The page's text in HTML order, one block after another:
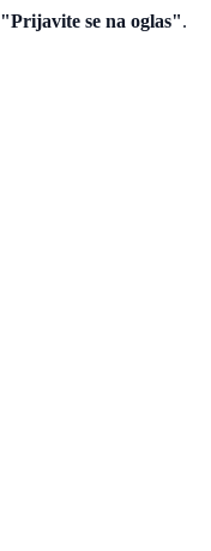
"Prijavite se na oglas".